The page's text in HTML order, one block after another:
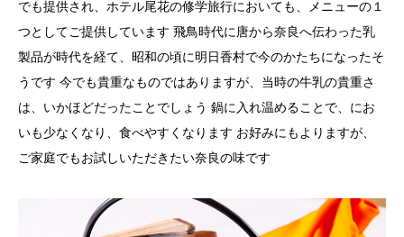
でも提供され、ホテル尾花の修学旅行においても、メニューの１
つとしてご提供しています 飛鳥時代に唐から奈良へ伝わった乳
製品が時代を経て、昭和の頃に明日香村で今のかたちになったそ
うです 今でも貴重なものではありますが、当時の牛乳の貴重さ
は、いかほどだったことでしょう 鍋に入れ温めることで、にお
いも少なくなり、食べやすくなります お好みにもよりますが、
ご家庭でもお試しいただきたい奈良の味です